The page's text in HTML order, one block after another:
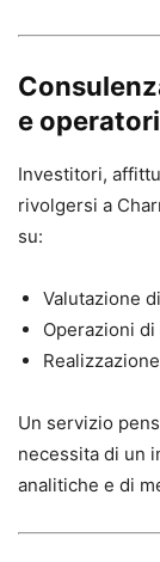
e operatori
Investitori,
rivolgersi a
su:
Valutazione di
Operazioni di
Un servizio
necessita di un
analitiche e di